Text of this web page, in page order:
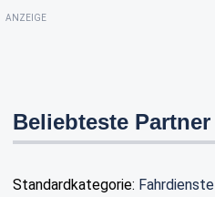
ANZEIGE
Beliebteste Partner
Standardkategorie: Fahrdienste